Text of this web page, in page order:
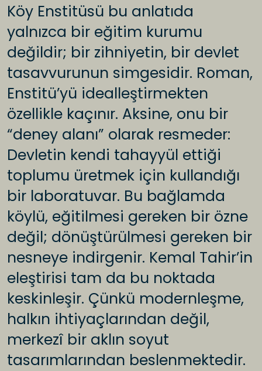
Köy Enstitüsü bu anlatıda
yalnızca bir eğitim kurumu
değildir; bir zihniyetin, bir devlet
tasavvurunun simgesidir. Roman,
Enstitü’yü idealleştirmekten
özellikle kaçınır. Aksine, onu bir
“deney alanı” olarak resmeder:
Devletin kendi tahayyül ettiği
toplumu üretmek için kullandığı
bir laboratuvar. Bu bağlamda
köylü, eğitilmesi gereken bir özne
değil; dönüştürülmesi gereken bir
nesneye indirgenir. Kemal Tahir’in
eleştirisi tam da bu noktada
keskinleşir. Çünkü modernleşme,
halkın ihtiyaçlarından değil,
merkezî bir aklın soyut
tasarımlarından beslenmektedir.